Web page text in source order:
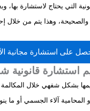
التي يحتاج لاستشارة بها،
والصحيحة، وهذا يتم من خلال
على استشارة مجانية
استشارة قانونية
بشكل شفهي خلال
المحامية آلاء الجسمي أو ما